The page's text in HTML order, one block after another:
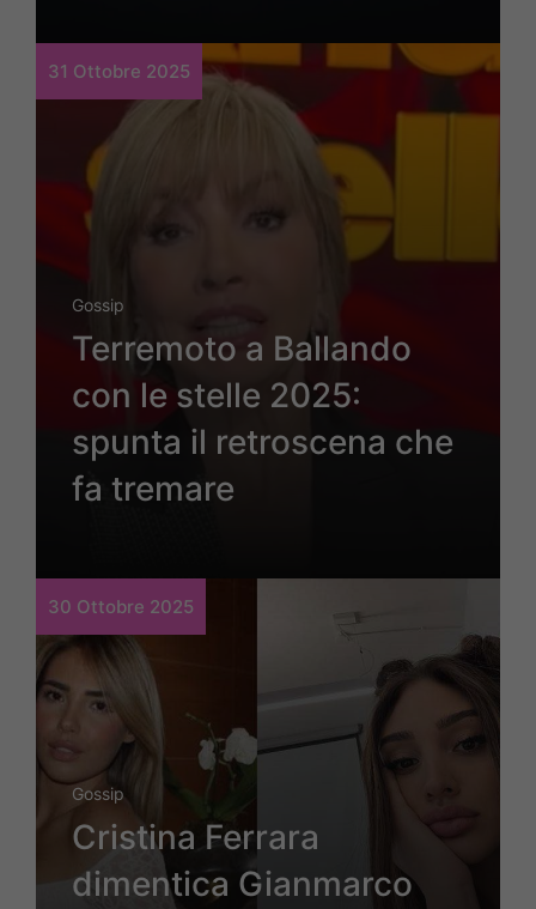
31 Ottobre 2025
Gossip
Terremoto a Ballando
con le stelle 2025:
spunta il retroscena che
fa tremare
30 Ottobre 2025
Gossip
Cristina Ferrara
dimentica Gianmarco